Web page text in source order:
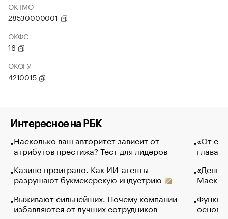
ОКТМО
28530000001
ОКФС
16
ОКОГУ
4210015
Интересное на РБК
Насколько ваш авторитет зависит от
атрибутов престижа? Тест для лидеров
Казино проиграло. Как ИИ-агенты
разрушают букмекерскую индустрию
Выживают сильнейших. Почему компании
избавляются от лучших сотрудников
«От
глава
Маск в
основ